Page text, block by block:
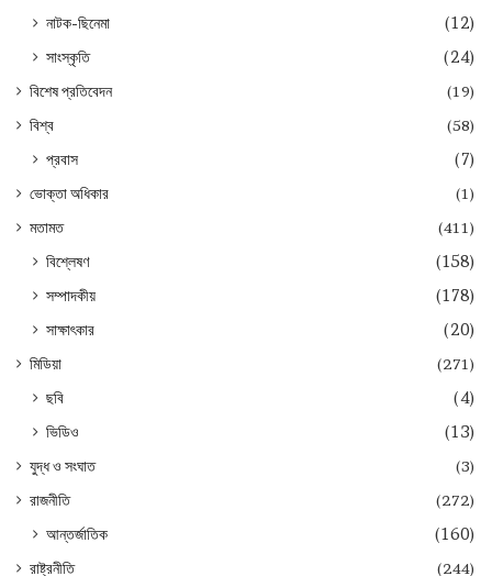
নাটক-ছিনেমা
(12)
সাংস্কৃতি
(24)
বিশেষ প্রতিবেদন
(19)
বিশ্ব
(58)
প্রবাস (7)
ভোক্তা অধিকার
(1)
মতামত
(411)
বিশ্লেষণ
(158)
সম্পাদকীয়
(178)
সাক্ষাৎকার
(20)
মিডিয়া (271)
ছবি
(4)
ভিডিও
(13)
যুদ্ধ ও সংঘাত
(3)
রাজনীতি
(272)
আন্তর্জাতিক (160)
রাষ্ট্রনীতি (244)